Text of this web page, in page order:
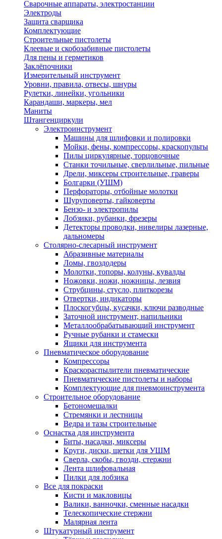
Сварочные аппараты, электростанции
Электроды
Защита сварщика
Комплектующие
Строительные пистолеты
Клеевые и скобозабивные пистолеты
Для пены и герметиков
Заклёпочники
Измерительный инструмент
Уровни, правила, отвесы, шнуры
Рулетки, линейки, угольники
Карандаши, маркеры, мел
Маниты
Штангенциркули
Электроинструмент
Машины для шлифовки и полировки
Мойки, фены, компрессоры, краскопульты
Пилы циркулярные, торцовочные
Станки точильные, сверлильные, пильные
Дрели, миксеры строительные, граверы
Болгарки (УШМ)
Перфораторы, отбойные молотки
Шуруповерты, гайковерты
Бензо- и электропилы
Лобзики, рубанки, фрезеры
Детекторы проводки, нивелиры лазерные,
дальномеры
Столярно-слесарный инструмент
Абразивные материалы
Ломы, гвоздодеры
Молотки, топоры, колуны, кувалды
Ножовки, ножи, ножницы, лезвия
Струбцины, стусло, плиткорезы
Отвертки, индикаторы
Плоскогубцы, кусачки, ключи разводные
Заточной инструмент, напильники
Металлообрабатывающий инструмент
Ручные рубанки и стамески
Ящики для инструмента
Пневматическое оборудование
Компрессоры
Краскораспылители пневматические
Пневматические пистолеты и наборы
Комплектующие для пневмоинструмента
Строительное оборудование
Бетономешалки
Стремянки и лестницы
Ведра и тазы строительные
Оснастка для инструмента
Биты, насадки, миксеры
Круги, диски, щетки для УШМ
Сверла, скобы, гвозди, стержни
Лента шлифовальная
Пилки для лобзика
Все для покраски
Кисти и макловицы
Валики, ванночки, сменные насадки
Телескопические стержни
Малярная лента
Штукатурный инструмент